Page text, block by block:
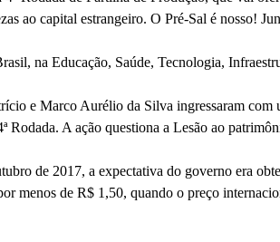
ao capital estrangeiro. O Pré-Sal é nosso!
na Educação, Saúde, Tecnologia,
e Marco Aurélio da Silva ingressaram
A ação questiona a Lesão ao
de 2017, a expectativa do governo era
menos de R$ 1,50, quando o preço